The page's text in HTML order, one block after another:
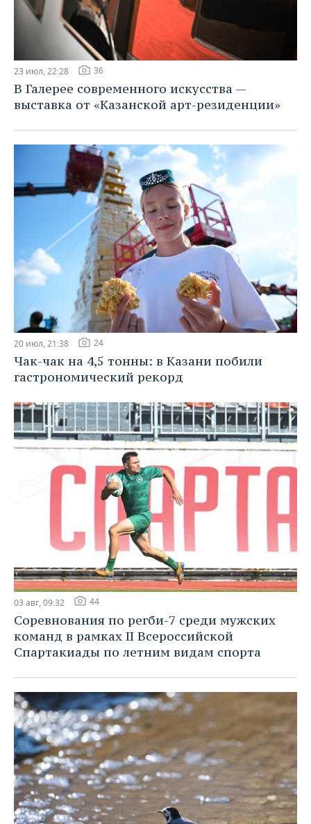
23 июл, 22:28 36
В Галерее современного искусства —
выставка от «Казанской арт-резиденции»
20 июл, 21:38 24
Чак-чак на 4,5 тонны: в Казани побили
гастрономический рекорд
03 авг, 09:32 44
Соревнования по регби-7 среди мужских
команд в рамках II Всероссийской
Спартакиады по летним видам спорта